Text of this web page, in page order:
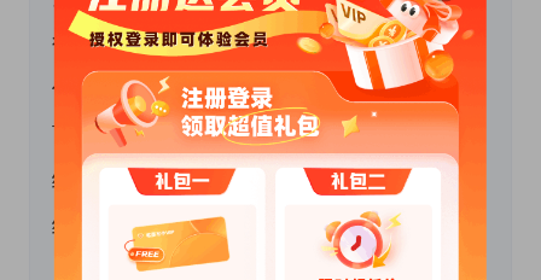
很重大。在以后的工作中我会专心做好我的班主
任工作，尽量多接触学生，对他们进行贴身教
育，上行下效。作好班主任工作计划，有利于班
级工作的正常开展。根据我的工作经验和实践总
结，我制定了八年级班主任上学期工作计划。